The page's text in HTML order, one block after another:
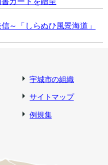
～「しらぬひ風景海道」
宇城市の組織
サイトマップ
例規集